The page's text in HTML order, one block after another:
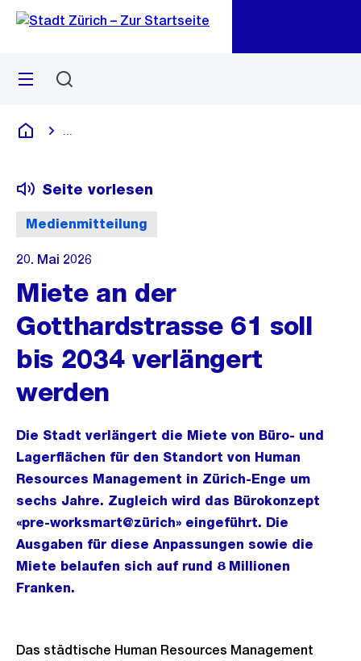
Navigation
Sprunglink
Menü
Deutsch
Medienmitteilung
Seite vorlesen
20. Mai 2026
Miete an der
Gotthardstrasse 61 soll
bis 2034 verlängert
werden
Die Stadt verlängert die Miete von Büro- und
Lagerflächen für den Standort von Human
Resources Management in Zürich-Enge um
sechs Jahre. Zugleich wird das Bürokonzept
«pre-worksmart@zürich» eingeführt. Die
Ausgaben für diese Anpassungen sowie die
Miete belaufen sich auf rund 8 Millionen
Franken.
Das städtische Human Resources Management